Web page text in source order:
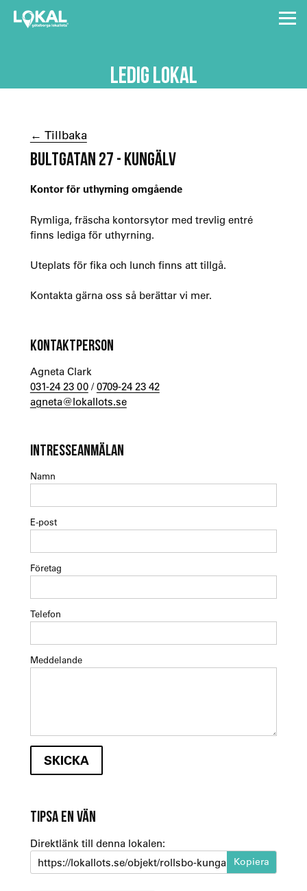
LEDIG LOKAL
← Tillbaka
BULTGATAN 27 - KUNGÄLV
Kontor för uthyrning omgående
Rymliga, fräscha kontorsytor med trevlig entré
finns lediga för uthyrning.
Uteplats för fika och lunch finns att tillgå.
Kontakta gärna oss så berättar vi mer.
KONTAKTPERSON
Agneta Clark
031-24 23 00/0709-24 23 42
agneta@lokallots.se
INTRESSEANMÄLAN
Namn
E-post
Företag
Telefon
Meddelande
TIPSA EN VÄN
Direktlänk till denna lokalen:
https://lokallots.se/objekt/rollsbo-kungalv-1-1-1-1-1